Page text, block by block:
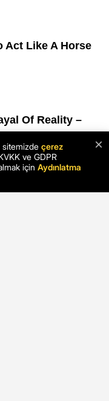
×
sitemizde çerez
ve GDPR
için Aydınlatma